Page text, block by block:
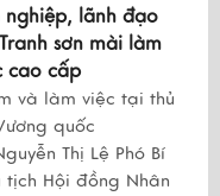
nghiệp, lãnh đạo
sơn mài làm
cao cấp
và làm việc tại thủ
quốc
Thị Lệ Phó Bí
tịch Hội đồng Nhân